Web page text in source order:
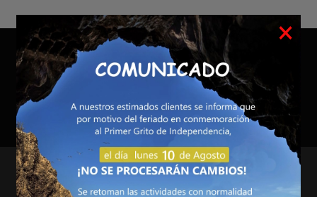
Servicios Exchange
100% Garantizado
×